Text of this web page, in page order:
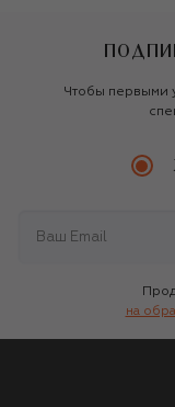
Чтобы первыми
на